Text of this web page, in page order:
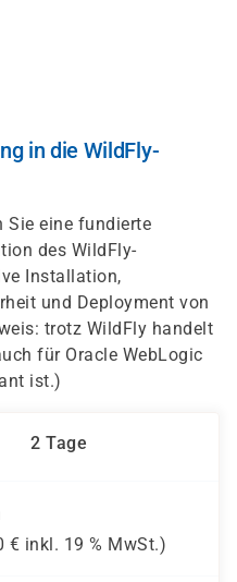
in die WildFly-
Sie eine fundierte
des WildFly-
Installation,
und Deployment von
trotz WildFly handelt
für Oracle WebLogic
ist.)
2 Tage
€ inkl. 19 % MwSt.)